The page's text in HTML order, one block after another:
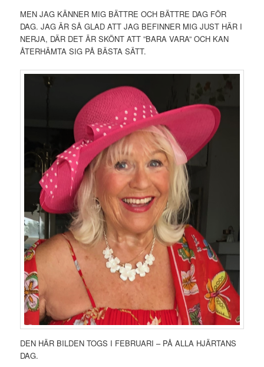
MEN JAG KÄNNER MIG BÄTTRE OCH BÄTTRE DAG FÖR
DAG. JAG ÄR SÅ GLAD ATT JAG BEFINNER MIG JUST HÄR I
NERJA, DÄR DET ÄR SKÖNT ATT ”BARA VARA” OCH KAN
ÅTERHÄMTA SIG PÅ BÄSTA SÄTT.
DEN HÄR BILDEN TOGS I FEBRUARI – PÅ ALLA HJÄRTANS
DAG.